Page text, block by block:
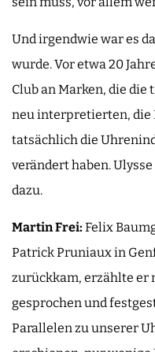
Und irgendwie war es
wurde. Vor etwa 20
Club an Marken, die
neu interpretierten, die
tatsächlich die
verändert haben.
dazu.
Martin Frei: Felix
Patrick Pruniaux in
zurückkam, erzählte er
gesprochen und
Parallelen zu unserer